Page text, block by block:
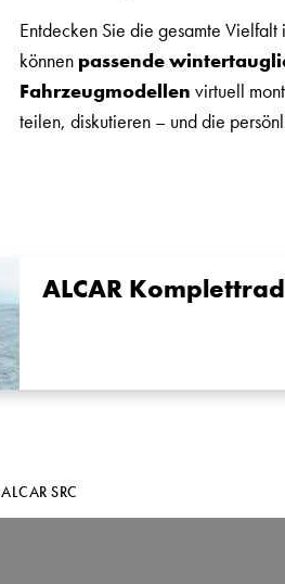
Entdecken Sie die gesamte Vielfalt
können passende
Fahrzeugmodellen virtuell
teilen, diskutieren – und die
ALCAR Komplettrad
ALCAR SRC